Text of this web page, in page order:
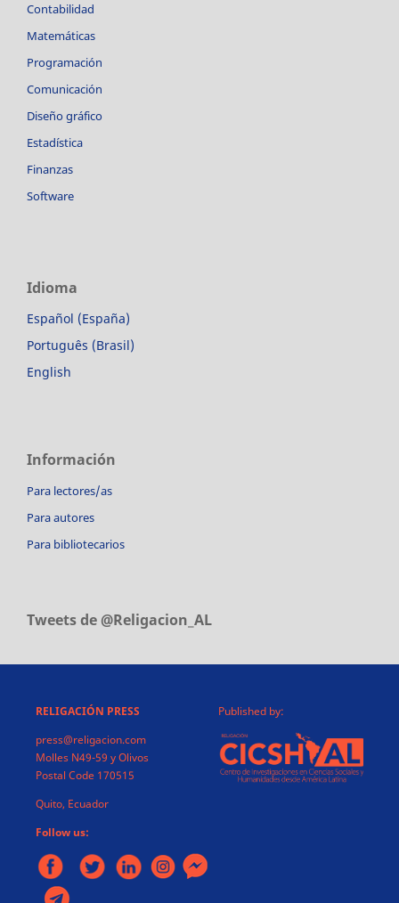
Contabilidad
Matemáticas
Programación
Comunicación
Diseño gráfico
Estadística
Finanzas
Software
Idioma
Español (España)
Português (Brasil)
English
Información
Para lectores/as
Para autores
Para bibliotecarios
Tweets de @Religacion_AL
RELIGACIÓN PRESS
press@religacion.com
Molles N49-59 y Olivos
Postal Code 170515
Quito, Ecuador
Follow us:
Published by: